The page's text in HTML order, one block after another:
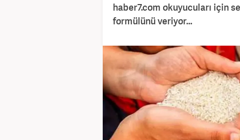
haber7.com okuyucuları için
formülünü veriyor...